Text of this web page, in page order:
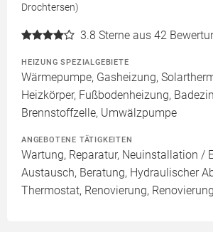
Drochtersen)
3.8 Sterne aus 42
HEIZUNG SPEZIALGEBIETE
Wärmepumpe, Gasheizung,
Heizkörper, Fußbodenheizung,
Brennstoffzelle, Umwälzpumpe
ANGEBOTENE TÄTIGKEITEN
Wartung, Reparatur, Neuinstallation /
Austausch, Beratung, Hydraulischer
Thermostat, Renovierung,